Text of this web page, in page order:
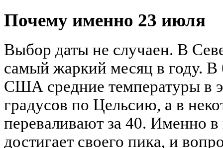
Почему именно 23 июля
Выбор даты не случаен. В
самый жаркий месяц в году. В
США средние температуры в
градусов по Цельсию, а в
переваливают за 40. Именно
достигает своего пика, и